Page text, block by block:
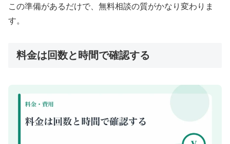
この準備があるだけで、無料相談の質がかなり変わりま
す。
料金は回数と時間で確認する